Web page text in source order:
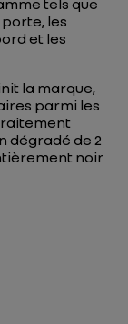
tels que
les
et les
la marque,
parmi les
traitement
dégradé de 2
noir